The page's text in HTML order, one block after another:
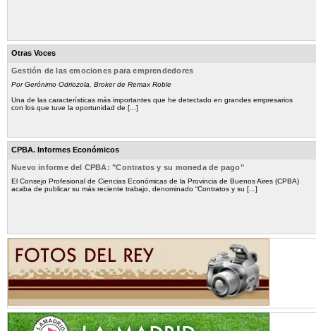
Otras Voces
Gestión de las emociones para emprendedores
Por Gerónimo Odriozola, Broker de Remax Roble
Una de las características más importantes que he detectado en grandes empresarios
con los que tuve la oportunidad de [...]
CPBA. Informes Económicos
Nuevo informe del CPBA: "Contratos y su moneda de pago"
El Consejo Profesional de Ciencias Económicas de la Provincia de Buenos Aires (CPBA)
acaba de publicar su más reciente trabajo, denominado “Contratos y su [...]